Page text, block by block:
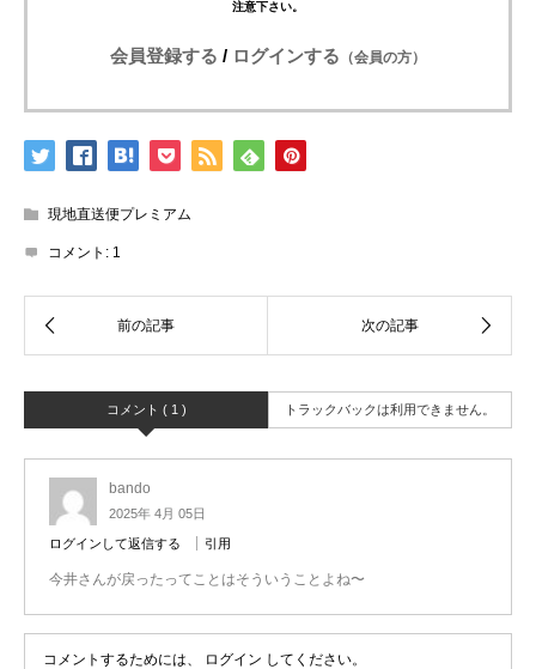
注意下さい。
会員登録する / ログインする （会員の方）
現地直送便プレミアム
コメント: 1
コメント ( 1 ) トラックバックは利用できません。
bando
2025年 4月 05日
ログインして返信する 引用
今井さんが戻ったってことはそういうことよね〜
コメントするためには、 ログイン してください。